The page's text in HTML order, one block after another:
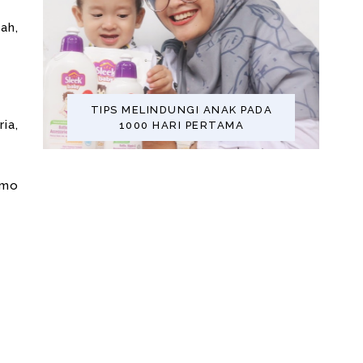
TIPS MELINDUNGI ANAK PADA
1000 HARI PERTAMA